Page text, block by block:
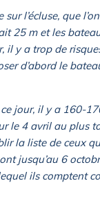
l’écluse, que
25 m et les
il y a trop de
d’abord le
jour, il y a 160-
le 4 avril au plus
la liste de ceux
jusqu’au 6
ils comptent